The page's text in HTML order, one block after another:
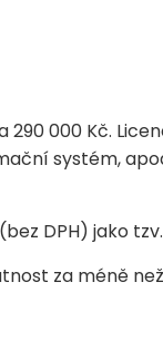
000 Kč.
systém,
DPH) jako
za méně než